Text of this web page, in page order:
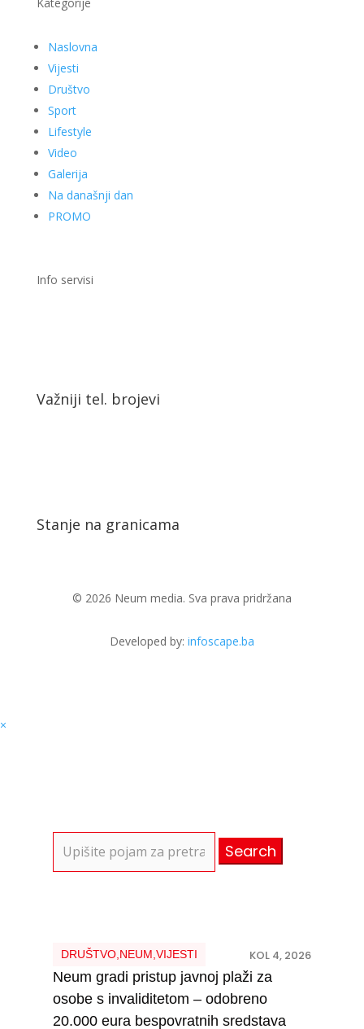
Naslovna
Vijesti
Društvo
Sport
Lifestyle
Video
Galerija
Na današnji dan
PROMO
Info servisi
Važniji tel. brojevi
Stanje na granicama
© 2026 Neum media. Sva prava pridržana
Developed by: infoscape.ba
×
for:
DRUŠTVO, NEUM VIJESTI KOL 4, 2026
Neum gradi pristup javnoj plaži za
osobe s invaliditetom – odobreno
20.000 eura bespovratnih sredstava